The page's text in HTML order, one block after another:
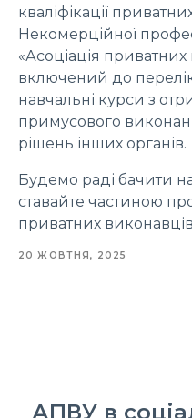
кваліфікації
Некомерційної
«Асоціація приватних
включений до
навчальні курси з
примусового
рішень інших органів.
Будемо раді бачити
ставайте частиною
приватних
20 ЖОВТНЯ, 2025
АПВУ в